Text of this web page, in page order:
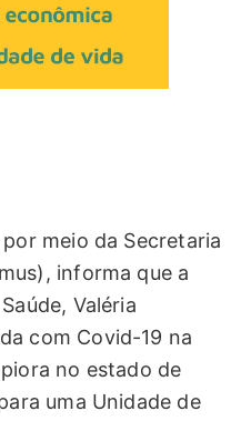
meio da Secretaria
informa que a
Valéria
com Covid-19 na
no estado de
uma Unidade de